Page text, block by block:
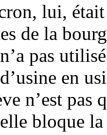
lui, était
de la
pas
en
n’est pas
bloque